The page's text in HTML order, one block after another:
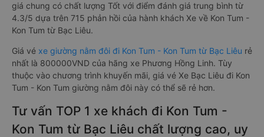
giá chung có chất lượng Tốt với điểm đánh giá trung bình từ
4.3/5 dựa trên 715 phản hồi của hành khách Xe về Kon Tum -
Kon Tum từ Bạc Liêu.
Giá vé xe giường nằm đôi đi Kon Tum - Kon Tum từ Bạc Liêu rẻ
nhất là 800000VND của hãng xe Phương Hồng Linh. Tùy
thuộc vào chương trình khuyến mãi, giá vé Xe Bạc Liêu đi Kon
Tum - Kon Tum giường nằm đôi này có thể sẽ rẻ hơn.
Tư vấn TOP 1 xe khách đi Kon Tum -
Kon Tum từ Bạc Liêu chất lượng cao, uy